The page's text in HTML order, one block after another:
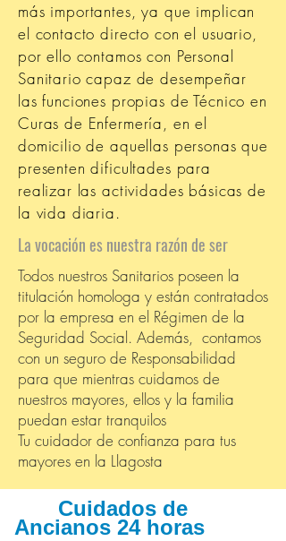
más importantes, ya que implican
el contacto directo con el usuario,
por ello contamos con Personal
Sanitario capaz de desempeñar
las funciones propias de Técnico en
Curas de Enfermería, en el
domicilio de aquellas personas que
presenten dificultades para
realizar las actividades básicas de
la vida diaria.
La vocación es nuestra razón de ser
Todos nuestros Sanitarios poseen la
titulación homologa y están contratados
por la empresa en el Régimen de la
Seguridad Social. Además, contamos
con un seguro de Responsabilidad
para que mientras cuidamos de
nuestros mayores, ellos y la familia
puedan estar tranquilos
Tu cuidador de confianza para tus
mayores en la Llagosta
Cuidados de
Ancianos 24 horas